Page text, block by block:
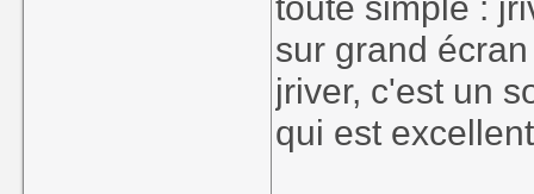
sur grand
jriver, c'est un
qui est